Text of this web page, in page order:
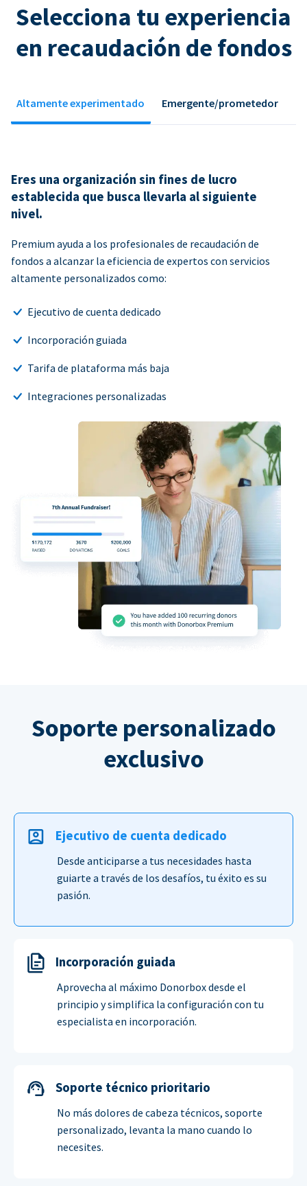
Selecciona tu experiencia
en recaudación de fondos
Altamente experimentado Emergente/prometedor
Eres una organización sin fines de lucro
establecida que busca llevarla al siguiente
nivel.
Premium ayuda a los profesionales de recaudación de
fondos a alcanzar la eficiencia de expertos con servicios
altamente personalizados como:
Ejecutivo de cuenta dedicado
Incorporación guiada
Tarifa de plataforma más baja
Integraciones personalizadas
Soporte personalizado
exclusivo
Ejecutivo de cuenta dedicado
Desde anticiparse a tus necesidades hasta
guiarte a través de los desafíos, tu éxito es su
pasión.
Incorporación guiada
Aprovecha al máximo Donorbox desde el
principio y simplifica la configuración con tu
especialista en incorporación.
Soporte técnico prioritario
No más dolores de cabeza técnicos, soporte
personalizado, levanta la mano cuando lo
necesites.